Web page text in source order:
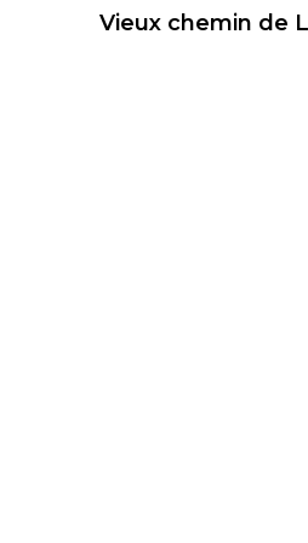
Vieux chemin de